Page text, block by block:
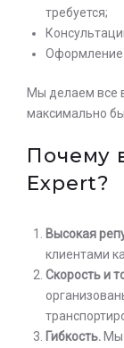
требуется;
Оформление
Мы делаем все
максимально
Почему
Expert?
Высокая
клиентами
Скорость и
Гибкость. Мы